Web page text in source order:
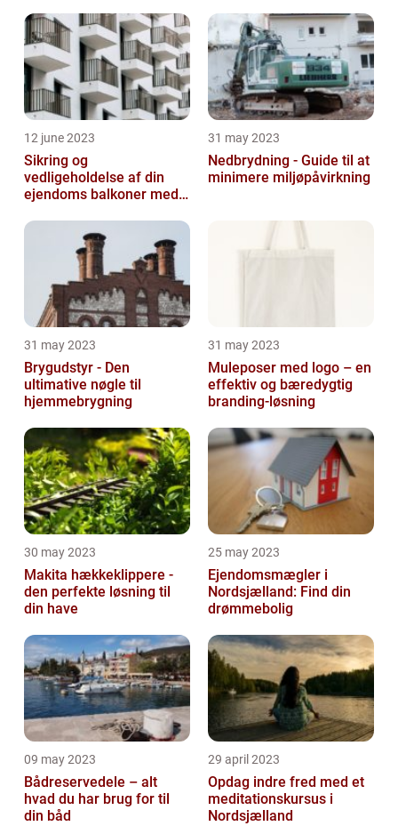
12 june 2023
Sikring og
vedligeholdelse af din
ejendoms balkoner med
31 may 2023
Nedbrydning - Guide til at
minimere miljøpåvirkning
31 may 2023
Brygudstyr - Den
ultimative nøgle til
hjemmebrygning
31 may 2023
Muleposer med logo – en
effektiv og bæredygtig
branding-løsning
30 may 2023
Makita hækkeklippere -
den perfekte løsning til
din have
25 may 2023
Ejendomsmægler i
Nordsjælland: Find din
drømmebolig
09 may 2023
Bådreservedele – alt
hvad du har brug for til
din båd
29 april 2023
Opdag indre fred med et
meditationskursus i
Nordsjælland